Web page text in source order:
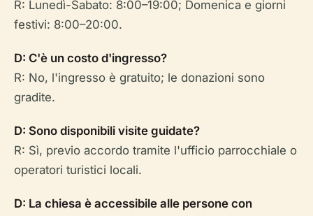
R: Lunedì-Sabato: 8:00–19:00; Domenica e giorni
festivi: 8:00–20:00.
D: C'è un costo d'ingresso?
R: No, l'ingresso è gratuito; le donazioni sono
gradite.
D: Sono disponibili visite guidate?
R: Sì, previo accordo tramite l'ufficio parrocchiale o
operatori turistici locali.
D: La chiesa è accessibile alle persone con